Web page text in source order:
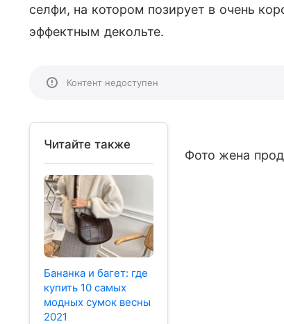
селфи, на котором позирует в очень
эффектным декольте.
Контент недоступен
Читайте также
Бананка и багет: где
купить 10 самых
модных сумок весны
2021
Фото жена